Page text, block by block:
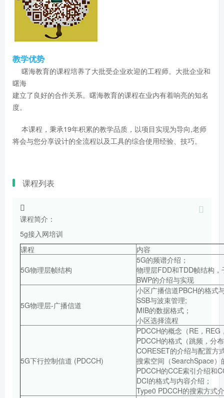
教学优势
曙海教育的课程培养了大批受企业欢迎的工程师。大批企业和
曙海
建立了良好的合作关系。曙海教育的课程在业内有着响亮的知名
度。
本课程，秉承19年积累的教学品质，以项目实现为导向,老师
将会与您分享设计的全流程以及工具的综合使用经验、技巧。
课程列表
课程简介：
5g接入网培训
课程
内容
5G物理层帧结构
5G的频谱介绍；
物理层FDD和TDD帧结构
BWP的介绍与实现
5G物理层-广播信道
小区广播信道PBCH的格式
SSB与波束管理;
MIB的数据格式；
小区选择流程
5G下行控制信道 (PDCCH)
PDCCH的概念（RE，
PDCCH的格式（跳频，分
CORESET的介绍与配置方
搜索空间（SearchSpace）
PDCCH的CCE索引介绍和
DCI的格式与内容介绍；
Type0 PDCCH的搜索方式